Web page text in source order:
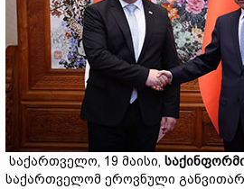
საქართველო, 19 მაისი,
საქართველომ ეროვნული